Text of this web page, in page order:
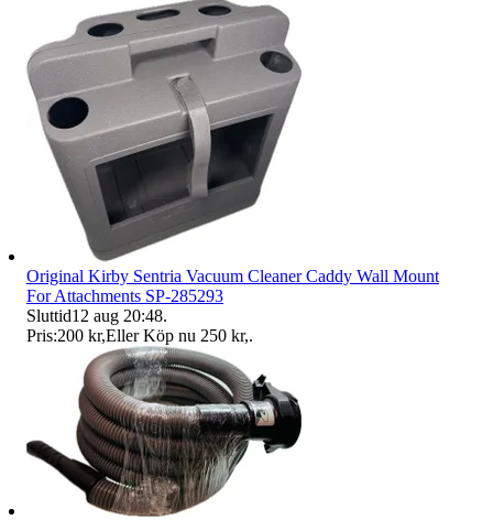
Original Kirby Sentria Vacuum Cleaner Caddy Wall Mount
For Attachments SP-285293
Sluttid12 aug 20:48.
Pris:200 kr,Eller Köp nu 250 kr,.